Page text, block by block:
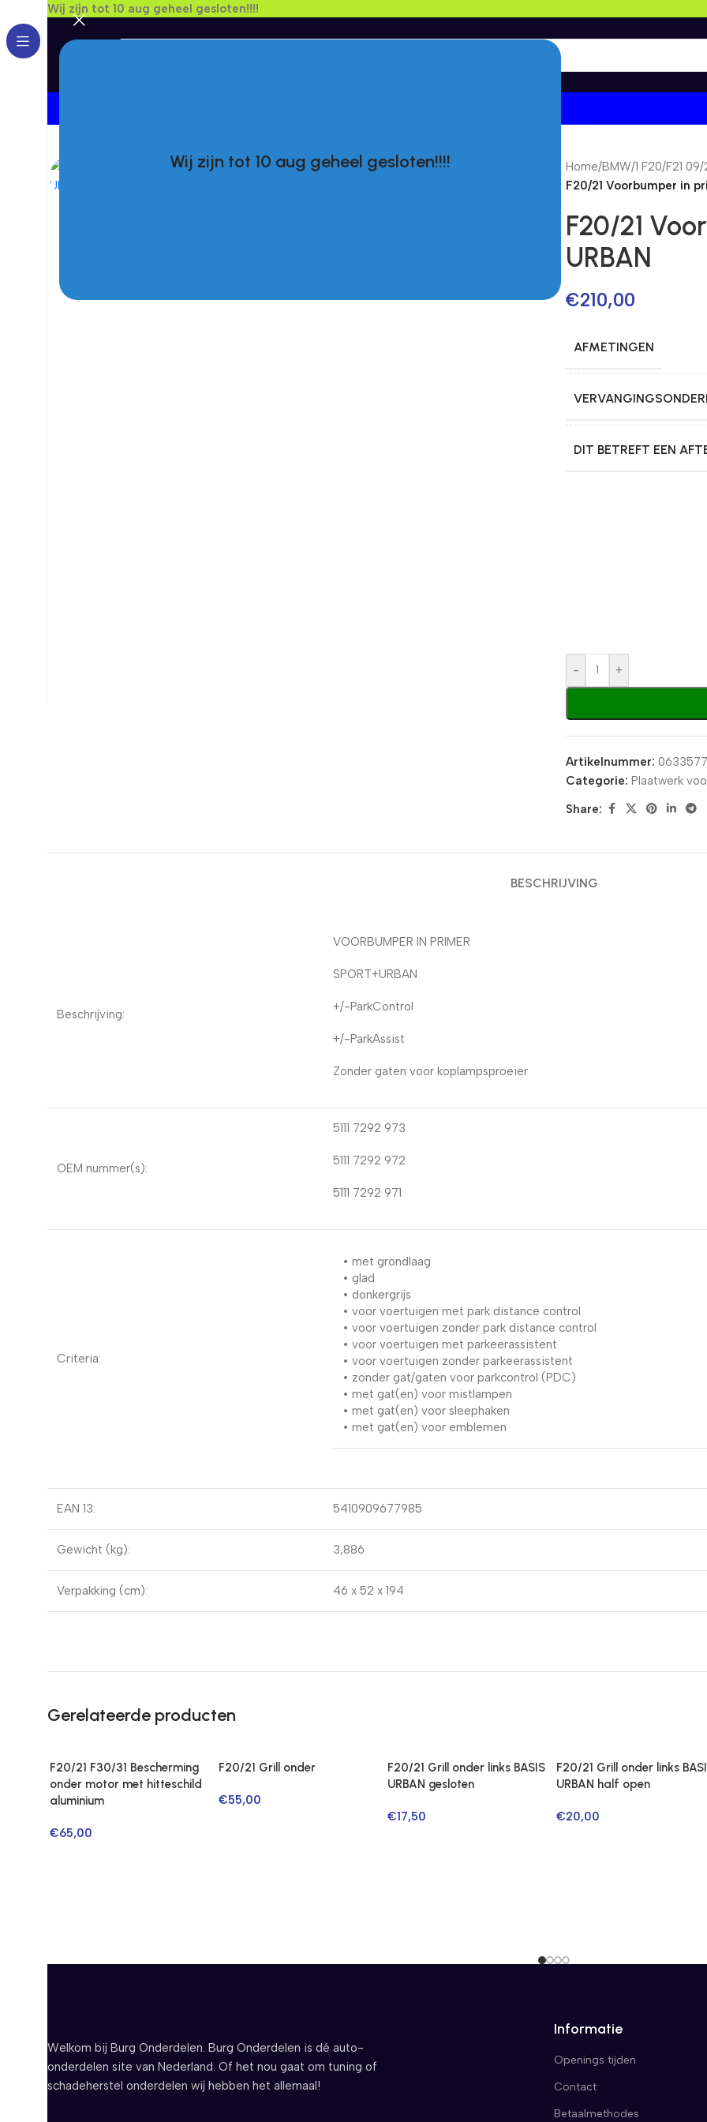
Wij zijn tot 10 aug geheel gesloten!!!!
Wij zijn tot 10 aug geheel gesloten!!!!
Home/BMW/1 F20/F21 09/
F20/21 Voorbumper in
F20/21
URBAN
€210,00
AFMETINGEN
DIT BETREFT EEN
- +
Artikelnummer: 0633577
Categorie: Plaatwerk
Share:
BESCHRIJVING
Beschrijving:
VOORBUMPER IN PRIMER
SPORT+URBAN
+/-ParkControl
+/-ParkAssist
Zonder gaten voor koplampsproeier
OEM nummer(s):
5111 7292 973
5111 7292 972
5111 7292 971
Criteria:
• met grondlaag
• glad
• donkergrijs
• voor voertuigen met park distance control
• voor voertuigen zonder park distance control
• voor voertuigen met parkeerassistent
• voor voertuigen zonder parkeerassistent
• zonder gat/gaten voor parkcontrol (PDC)
• met gat(en) voor mistlampen
• met gat(en) voor sleephaken
• met gat(en) voor emblemen
EAN 13: 5410909677985
Gewicht (kg): 3,886
Verpakking (cm): 46 x 52 x 194
Gerelateerde producten
F20/21 F30/31 Bescherming
onder motor met hitteschild
aluminium
€65,00
F20/21 Grill onder
€55,00
F20/21 Grill onder links BASIS
URBAN gesloten
€17,50
F20/21 Grill onder links
URBAN half open
€20,00
Informatie
Openings tijden
Contact
Betaalmethodes
Welkom bij Burg Onderdelen. Burg Onderdelen is dé auto-
onderdelen site van Nederland. Of het nou gaat om tuning of
schadeherstel onderdelen wij hebben het allemaal!